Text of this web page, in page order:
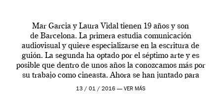
Mar Garcia y Laura Vidal tienen 19 años y son
de Barcelona. La primera estudia comunicación
audiovisual y quiere especializarse en la escritura de
guión. La segunda ha optado por el séptimo arte y es
posible que dentro de unos años la conozcamos más por
su trabajo como cineasta. Ahora se han juntado para
contarnos una […]
13 / 01 / 2016 — VER MÁS